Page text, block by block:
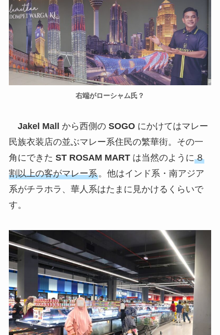
右端がローシャム氏？
Jakel Mall から西側の SOGO にかけてはマレー
民族衣装店の並ぶマレー系住民の繁華街。その一
角にできた ST ROSAM MARTは当然のように８
割以上の客がマレー系。他はインド系・南アジア
系がチラホラ、華人系はたまに見かけるくらいで
す。